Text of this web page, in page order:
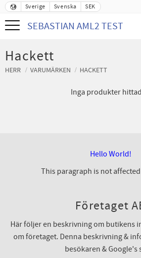
Meny
Sverige Svenska SEK
SEBASTIAN AML2 TEST
Hackett
HERR VARUMÄRKEN HACKETT
Inga produkter
Hello World!
This paragraph is not
Företaget
Här följer en beskrivning om butikens
om företaget. Denna beskrivning &
besökaren & Google's